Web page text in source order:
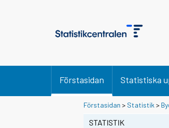
Förstasidan Statistiska
Förstasidan > Statistik >
STATISTIK